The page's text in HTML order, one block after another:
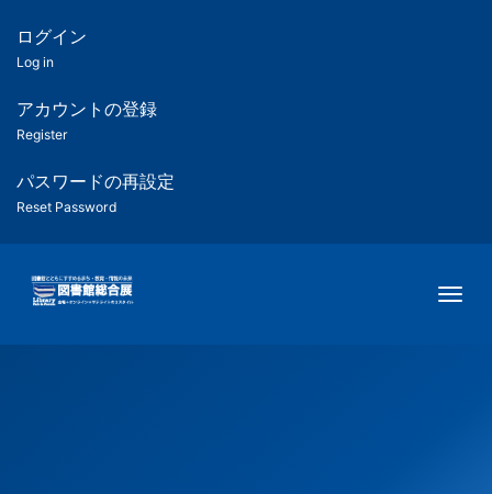
ツ
匿
名
ユ
ー
ー
用
メ
ログイン
Log in
アカウントの登録
Register
パスワードの再設定
Reset Password